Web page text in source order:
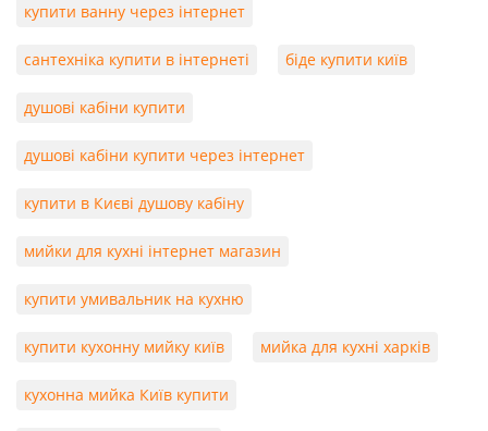
купити ванну через інтернет
сантехніка купити в інтернеті біде купити київ
душові кабіни купити
душові кабіни купити через інтернет
купити в Києві душову кабіну
мийки для кухні інтернет магазин
купити умивальник на кухню
купити кухонну мийку київ мийка для кухні харків
кухонна мийка Київ купити